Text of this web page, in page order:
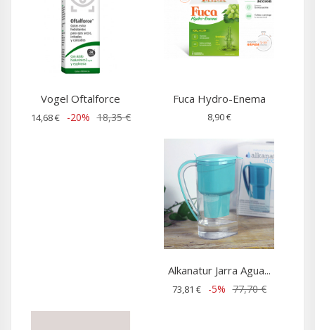
Vogel Oftalforce
14,68 € -20% 18,35 €
Fuca Hydro-Enema
8,90 €
Alkanatur Jarra Agua...
73,81 € -5% 77,70 €